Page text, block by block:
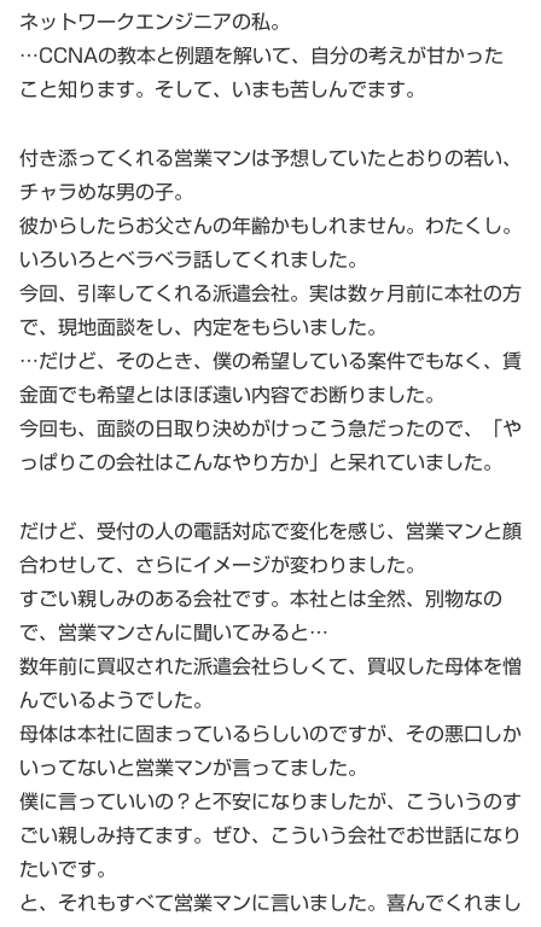
ネットワークエンジニアの私。
…CCNAの教本と例題を解いて、自分の考えが甘かった
こと知ります。そして、いまも苦しんでます。
付き添ってくれる営業マンは予想していたとおりの若い、
チャラめな男の子。
彼からしたらお父さんの年齢かもしれません。わたくし。
いろいろとベラベラ話してくれました。
今回、引率してくれる派遣会社。実は数ヶ月前に本社の方
で、現地面談をし、内定をもらいました。
…だけど、そのとき、僕の希望している案件でもなく、賃
金面でも希望とはほぼ遠い内容でお断りました。
今回も、面談の日取り決めがけっこう急だったので、「や
っぱりこの会社はこんなやり方か」と呆れていました。
だけど、受付の人の電話対応で変化を感じ、営業マンと顔
合わせして、さらにイメージが変わりました。
すごい親しみのある会社です。本社とは全然、別物なの
で、営業マンさんに聞いてみると…
数年前に買収された派遣会社らしくて、買収した母体を憎
んでいるようでした。
母体は本社に固まっているらしいのですが、その悪口しか
いってないと営業マンが言ってました。
僕に言っていいの？と不安になりましたが、こういうのす
ごい親しみ持てます。ぜひ、こういう会社でお世話になり
たいです。
と、それもすべて営業マンに言いました。喜んでくれまし